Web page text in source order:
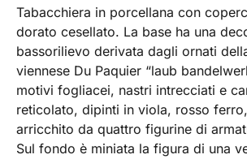
Tabacchiera in porcellana con
dorato cesellato. La base ha una
bassorilievo derivata dagli ornati
viennese Du Paquier “laub
motivi fogliacei, nastri intrecciati e
reticolato, dipinti in viola, rosso
arricchito da quattro figurine di
Sul fondo è miniata la figura di una